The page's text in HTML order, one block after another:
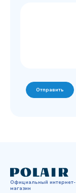
Отправить
Официальный интернет-
магазин